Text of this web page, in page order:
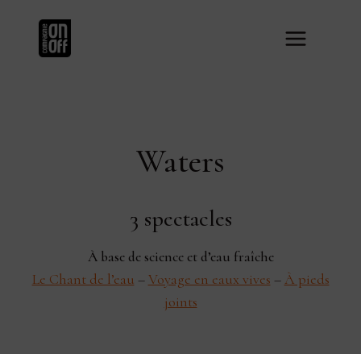
contenu
Waters
3 spectacles
À base de science et d’eau fraîche
Le Chant de l’eau –Voyage en eaux vives – À pieds
joints